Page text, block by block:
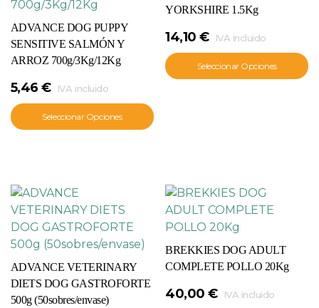
ADVANCE DOG PUPPY
SENSITIVE SALMÓN Y
ARROZ 700g/3Kg/12Kg
5,46 € IVA incluido
Seleccionar Opciones
YORKSHIRE 1.5Kg
14,10 € IVA incluido
Seleccionar Opciones
ADVANCE VETERINARY
DIETS DOG GASTROFORTE
500g (50sobres/envase)
BREKKIES DOG ADULT
COMPLETE POLLO 20Kg
40,00 € IVA incluido